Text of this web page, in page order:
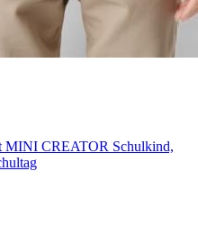
MINI CREATOR Schulkind,